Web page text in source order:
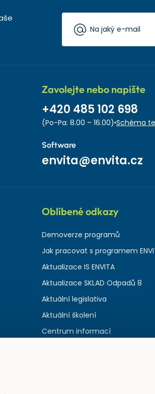
Zavolejte nebo napište
+420 485 102 698
(Po-Pa: 8.00 – 16.00) Schéma
Software
envita@envita.cz
Oblíbené odkazy
Demoverze programů
Jak pracovat s programem
Aktualizace IS ENVITA
Aktualizace SKLAD Odpadů 8
Aktuální legislativa
Aktuální školení
Centrum informací